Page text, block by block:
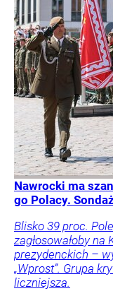
Nawrocki ma
go Polacy.
Blisko 39 proc.
zagłosowałoby
prezydenckich –
„Wprost”. Grupa
liczniejsza.